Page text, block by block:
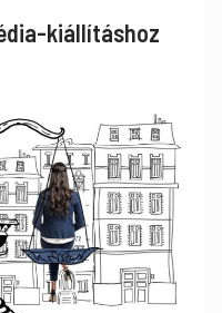
kiállításhoz